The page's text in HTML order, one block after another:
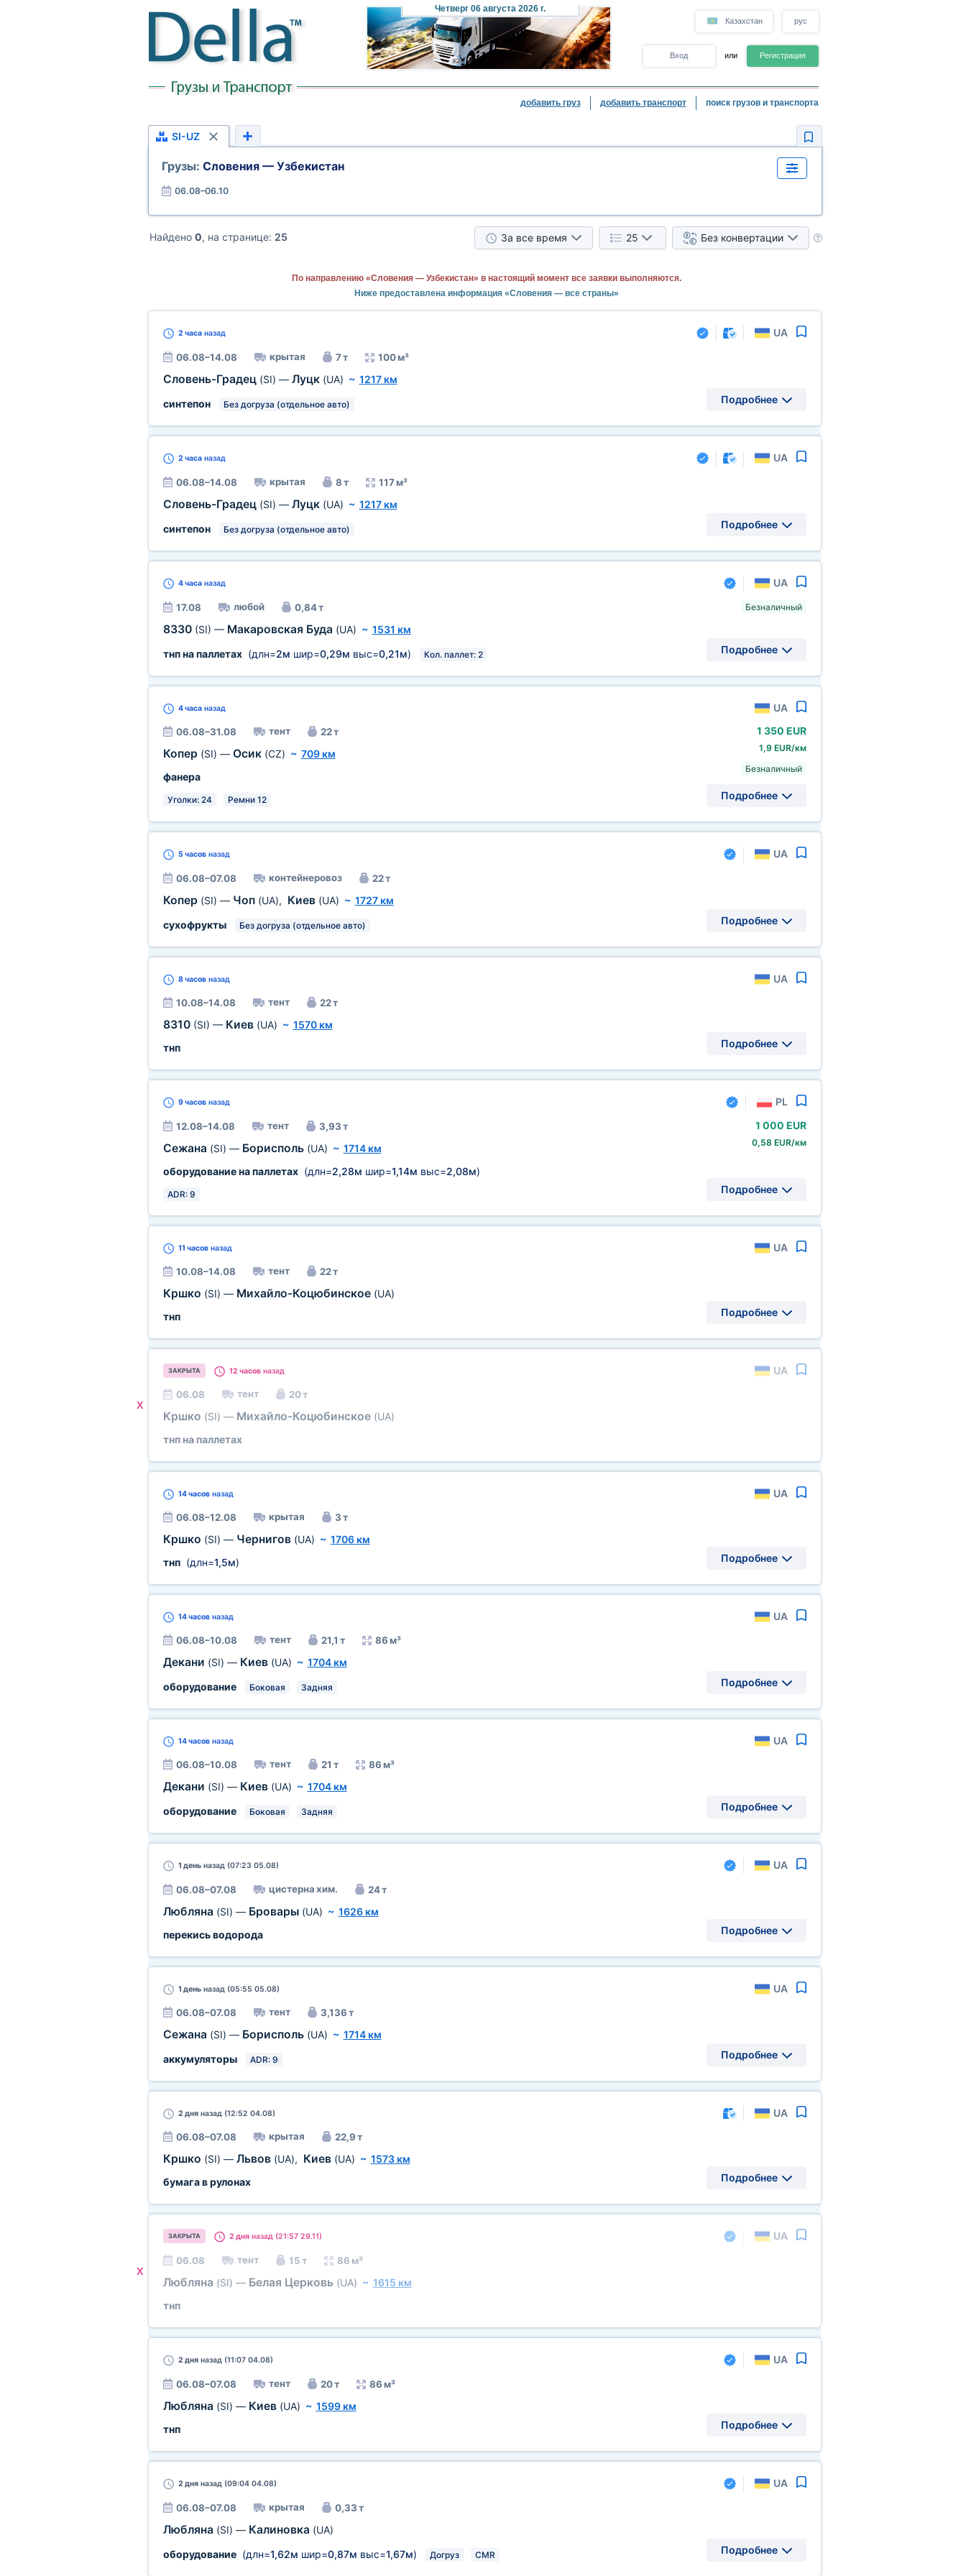
Четверг 06 августа 2026 г.
Казахстан рус
Вход или Регистрация
добавить груз добавить транспорт поиск грузов и транспорта
SI-UZ
Грузы: Словения — Узбекистан
06.08–06.10
Найдено 0, на странице: 25 За все время 25 Без конвертации
По направлению «Словения — Узбекистан» в настоящий момент все заявки выполняются.
Ниже предоставлена информация «Словения — все страны»
2 часаназад UA
06.08–14.08 крытая 7 т 100 м³
Словень-Градец (SI) — Луцк (UA) ~ 1217 км
синтепон
Без догруза (отдельное авто) Подробнее
2 часаназад UA
06.08–14.08 крытая 8 т 117 м³
Словень-Градец (SI) — Луцк (UA) ~ 1217 км
синтепон
Без догруза (отдельное авто) Подробнее
4 часаназад UA
17.08 любой 0,84 т
8330 (SI) — Макаровская Буда (UA) ~ 1531 км
тнп на паллетах(длн=2м шир=0,29м выс=0,21м) Кол. паллет: 2
Безналичный
Подробнее
4 часаназад UA
06.08–31.08 тент 22 т
Копер (SI) — Осик (CZ) ~ 709 км
фанера
Уголки: 24 Ремни 12
1 350 EUR
1,9 EUR/км
Безналичный
Подробнее
5 часовназад UA
06.08–07.08 контейнеровоз 22 т
Копер (SI) — Чоп (UA), Киев (UA) ~ 1727 км
сухофрукты
Без догруза (отдельное авто) Подробнее
8 часовназад UA
10.08–14.08 тент 22 т
8310 (SI) — Киев (UA) ~ 1570 км
тнп
Подробнее
9 часовназад PL
12.08–14.08 тент 3,93 т
Сежана (SI) — Борисполь (UA) ~ 1714 км
оборудование на паллетах(длн=2,28м шир=1,14м выс=2,08м)
ADR: 9
1 000 EUR
0,58 EUR/км
Подробнее
11 часовназад UA
10.08–14.08 тент 22 т
Кршко (SI) — Михайло-Коцюбинское (UA)
тнп
Подробнее
X
ЗАКРЫТА 12 часовназад UA
06.08 тент 20 т
Кршко (SI) — Михайло-Коцюбинское (UA)
тнп на паллетах
14 часовназад UA
06.08–12.08 крытая 3 т
Кршко (SI) — Чернигов (UA) ~ 1706 км
тнп(длн=1,5м) Подробнее
14 часовназад UA
06.08–10.08 тент 21,1 т 86 м³
Декани (SI) — Киев (UA) ~ 1704 км
оборудование
Боковая Задняя Подробнее
14 часовназад UA
06.08–10.08 тент 21 т 86 м³
Декани (SI) — Киев (UA) ~ 1704 км
оборудование
Боковая Задняя Подробнее
1 деньназад (07:23 05.08) UA
06.08–07.08 цистерна хим. 24 т
Любляна (SI) — Бровары (UA) ~ 1626 км
перекись водорода
Подробнее
1 деньназад (05:55 05.08) UA
06.08–07.08 тент 3,136 т
Сежана (SI) — Борисполь (UA) ~ 1714 км
аккумуляторы
ADR: 9 Подробнее
2 дняназад (12:52 04.08) UA
06.08–07.08 крытая 22,9 т
Кршко (SI) — Львов (UA), Киев (UA) ~ 1573 км
бумага в рулонах
Подробнее
X
ЗАКРЫТА 2 дняназад (21:57 29.11) UA
06.08 тент 15 т 86 м³
Любляна (SI) — Белая Церковь (UA) ~ 1615 км
тнп
2 дняназад (11:07 04.08) UA
06.08–07.08 тент 20 т 86 м³
Любляна (SI) — Киев (UA) ~ 1599 км
тнп
Подробнее
2 дняназад (09:04 04.08) UA
06.08–07.08 крытая 0,33 т
Любляна (SI) — Калиновка (UA)
оборудование(длн=1,62м шир=0,87м выс=1,67м) Догруз CMR Подробнее